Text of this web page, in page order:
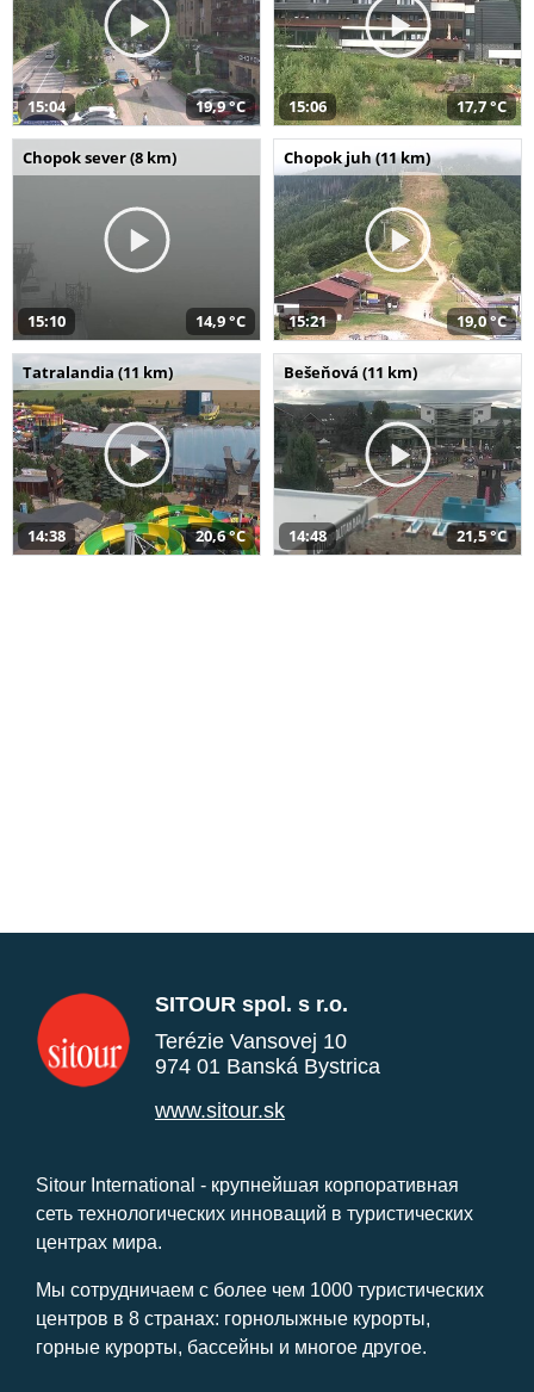
15:04 19,9 °C 15:06 17,7 °C
Chopok sever (8 km)
15:10 14,9 °C
Chopok juh (11 km)
15:21 19,0 °C
Tatralandia (11 km)
14:38 20,6 °C
Bešeňová (11 km)
14:48 21,5 °C
SITOUR spol. s r.o.
Terézie Vansovej 10
974 01 Banská Bystrica
www.sitour.sk
Sitour International - крупнейшая корпоративная
сеть технологических инноваций в туристических
центрах мира.
Мы сотрудничаем с более чем 1000 туристических
центров в 8 странах: горнолыжные курорты,
горные курорты, бассейны и многое другое.